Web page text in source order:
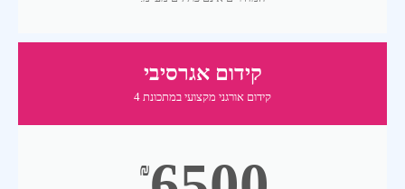
קידום אגרסיבי
קידום אורגני מקצועי במתכונת 4
₪